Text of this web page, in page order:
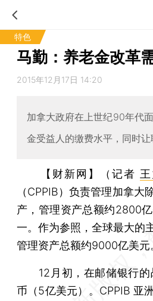
特色
马勤：养老金改革
2015年12月17日 14:20
加拿大政府在上世纪90年代
金受益人的缴费水平，同时
【财新网】（记者
（CPPIB）负责管理加拿
产，管理资产总额约2800
一。作为参照，全球最大
管理资产总额约9000亿美元
12月初，在邮储银行的
币（5亿美元）。CPPIB 亚